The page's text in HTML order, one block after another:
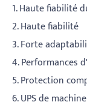
1. Haute fiabilité
2. Haute fiabilité
3. Forte
4. Performances
5. Protection
6. UPS de